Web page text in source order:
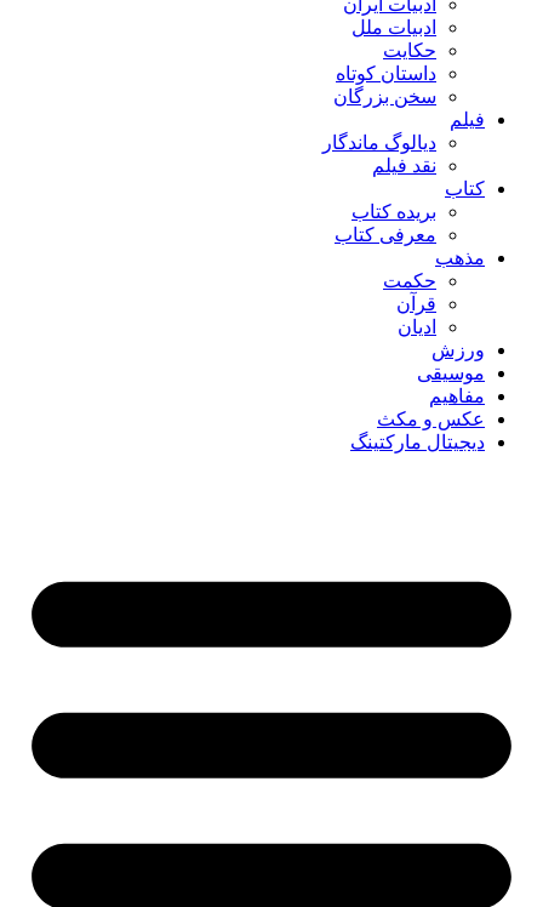
ادبیات ایران
ادبیات ملل
حکایت
داستان کوتاه
سخن بزرگان
فیلم
دیالوگ ماندگار
نقد فیلم
کتاب
بریده کتاب
معرفی کتاب
مذهب
حکمت
قرآن
ادیان
ورزش
موسیقی
مفاهیم
عکس و مکث
دیجیتال مارکتینگ